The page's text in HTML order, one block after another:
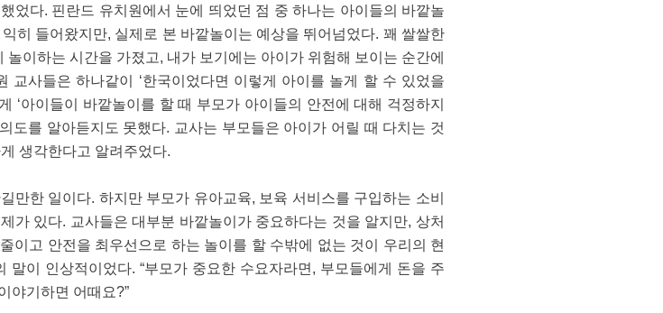
었다. 핀란드 유치원에서 눈에 띄었던 점 중 하나는 아이들의 바깥놀
히 들어왔지만, 실제로 본 바깥놀이는 예상을 뛰어넘었다. 꽤 쌀쌀한
이하는 시간을 가졌고, 내가 보기에는 아이가 위험해 보이는 순간에
교사들은 하나같이 ‘한국이었다면 이렇게 아이를 놀게 할 수 있었을
‘아이들이 바깥놀이를 할 때 부모가 아이들의 안전에 대해 걱정하지
도를 알아듣지도 못했다. 교사는 부모들은 아이가 어릴 때 다치는 것
생각한다고 알려주었다.
만한 일이다. 하지만 부모가 유아교육, 보육 서비스를 구입하는 소비
가 있다. 교사들은 대부분 바깥놀이가 중요하다는 것을 알지만, 상처
이고 안전을 최우선으로 하는 놀이를 할 수밖에 없는 것이 우리의 현
이 인상적이었다. “부모가 중요한 수요자라면, 부모들에게 돈을 주
야기하면 어때요?”